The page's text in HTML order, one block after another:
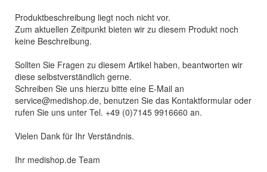
Produktbeschreibung liegt noch nicht vor.
Zum aktuellen Zeitpunkt bieten wir zu diesem Produkt noch
keine Beschreibung.
Sollten Sie Fragen zu diesem Artikel haben, beantworten wir
diese selbstverständlich gerne.
Schreiben Sie uns hierzu bitte eine E-Mail an
service@medishop.de, benutzen Sie das Kontaktformular oder
rufen Sie uns unter Tel. +49 (0)7145 9916660 an.
Vielen Dank für Ihr Verständnis.
Ihr medishop.de Team